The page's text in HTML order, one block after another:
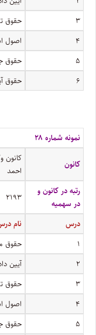
۳
حقوق
۴
اصول
۵
حقوق
۶
حقوق
نمونه شماره ۲۸
کانون
کانون
احمد
رتبه در کانون و
در سهمیه
۲۱۹۳
درس
نام
۱
حقوق
۲
آیین
۳
حقوق
۴
اصول
۵
حقوق